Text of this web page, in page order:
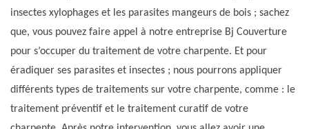
insectes xylophages et les parasites mangeurs de bois ; sachez
que, vous pouvez faire appel à notre entreprise Bj Couverture
pour s’occuper du traitement de votre charpente. Et pour
éradiquer ses parasites et insectes ; nous pourrons appliquer
différents types de traitements sur votre charpente, comme : le
traitement préventif et le traitement curatif de votre